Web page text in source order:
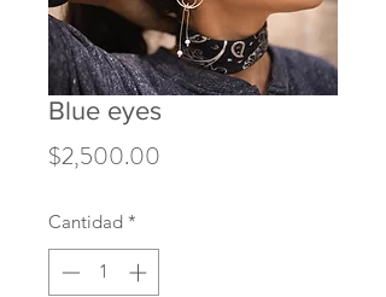
Blue eyes
$2,500.00
Cantidad *